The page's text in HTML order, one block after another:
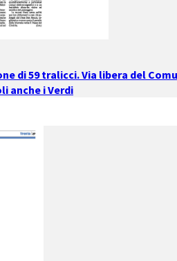
di 59 tralicci. Via libera del
anche i Verdi